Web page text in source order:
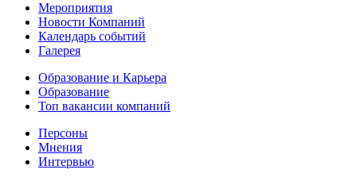
Мероприятия
Новости Компаний
Календарь событий
Галерея
Образование и Карьера
Образование
Топ вакансии компаний
Персоны
Мнения
Интервью